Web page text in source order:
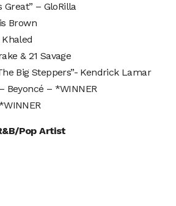
Great” – GloRilla
Brown
Khaled
& 21 Savage
Big Steppers”- Kendrick Lamar
Beyoncé – *WINNER
Pop Artist